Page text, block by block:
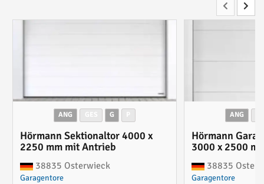
ANG G
Hörmann Sektionaltor 4000 x
2250 mm mit Antrieb
38835 Osterwieck
Garagentore
ANG
Hörmann
3000 x 2500
38835
Garagentore